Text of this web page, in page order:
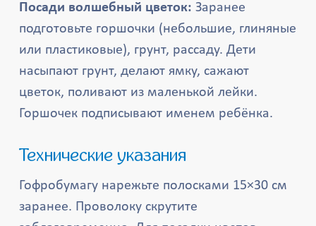
Посади волшебный цветок: Заранее
подготовьте горшочки (небольшие, глиняные
или пластиковые), грунт, рассаду. Дети
насыпают грунт, делают ямку, сажают
цветок, поливают из маленькой лейки.
Горшочек подписывают именем ребёнка.
Технические указания
Гофробумагу нарежьте полосками 15×30 см
заранее. Проволоку скрутите